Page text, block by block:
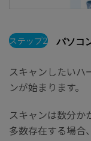
ステップ2 パソコ
スキャンしたいハ
ンが始まります。
スキャンは数分か
多数存在する場合